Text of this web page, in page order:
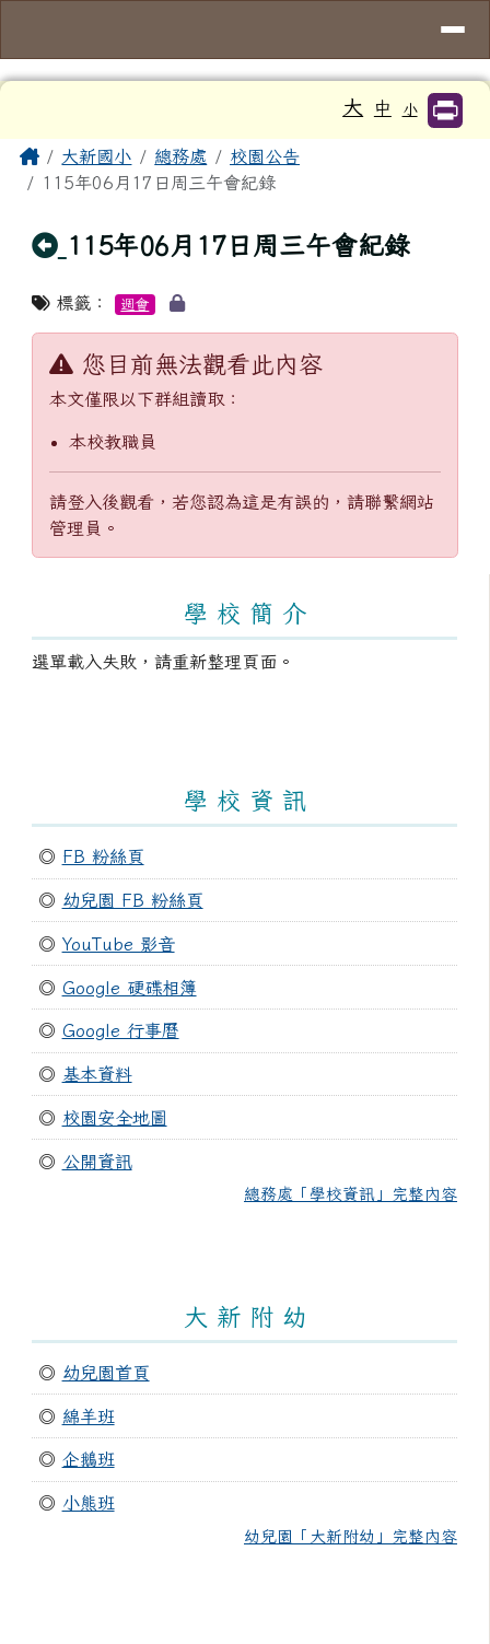
大 中 小
主內容區域
Home大新國小 總務處
校園公告
115年06月17日周三午會紀錄
回上頁
115年06月17日周三午會紀錄
標籤： 週會
您目前無法觀看此內容
本文僅限以下群組讀取：
本校教職員
請登入後觀看，若您認為這是有誤的，請聯繫網站
管理員。
學 校 簡 介
選單載入失敗，請重新整理頁面。
學 校 資 訊
◎ FB 粉絲頁
◎ 幼兒園 FB 粉絲頁
◎ YouTube 影音
◎ Google 硬碟相簿
◎ Google 行事曆
◎ 基本資料
◎ 校園安全地圖
◎ 公開資訊
總務處「學校資訊」完整內容
大 新 附 幼
◎ 幼兒園首頁
◎ 綿羊班
◎ 企鵝班
◎ 小熊班
幼兒園「大新附幼」完整內容
頁尾區域